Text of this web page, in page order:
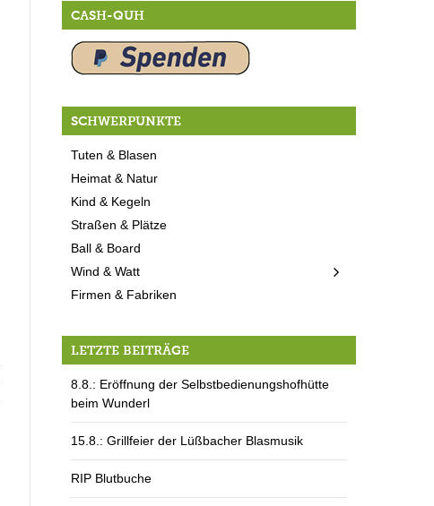
CASH-QUH
SCHWERPUNKTE
Tuten & Blasen
Heimat & Natur
Kind & Kegeln
Straßen & Plätze
Ball & Board
Wind & Watt
Firmen & Fabriken
LETZTE BEITRÄGE
8.8.: Eröffnung der Selbstbedienungshofhütte
beim Wunderl
15.8.: Grillfeier der Lüßbacher Blasmusik
RIP Blutbuche